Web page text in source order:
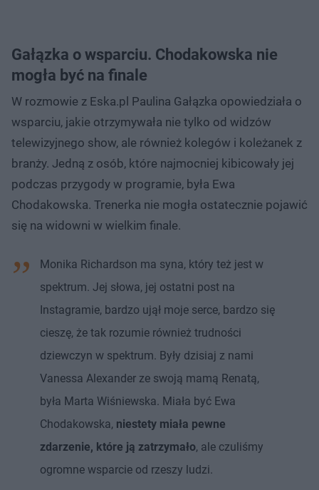
Gałązka o wsparciu. Chodakowska nie
mogła być na finale
W rozmowie z Eska.pl Paulina Gałązka opowiedziała o
wsparciu, jakie otrzymywała nie tylko od widzów
telewizyjnego show, ale również kolegów i koleżanek z
branży. Jedną z osób, które najmocniej kibicowały jej
podczas przygody w programie, była Ewa
Chodakowska. Trenerka nie mogła ostatecznie pojawić
się na widowni w wielkim finale.
Monika Richardson ma syna, który też jest w
spektrum. Jej słowa, jej ostatni post na
Instagramie, bardzo ujął moje serce, bardzo się
cieszę, że tak rozumie również trudności
dziewczyn w spektrum. Były dzisiaj z nami
Vanessa Alexander ze swoją mamą Renatą,
była Marta Wiśniewska. Miała być Ewa
Chodakowska, niestety miała pewne
zdarzenie, które ją zatrzymało, ale czuliśmy
ogromne wsparcie od rzeszy ludzi.